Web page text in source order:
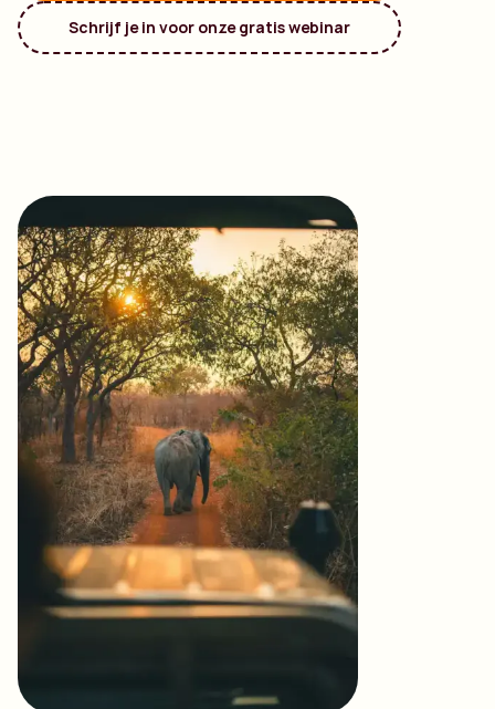
Schrijf je in voor onze gratis webinar